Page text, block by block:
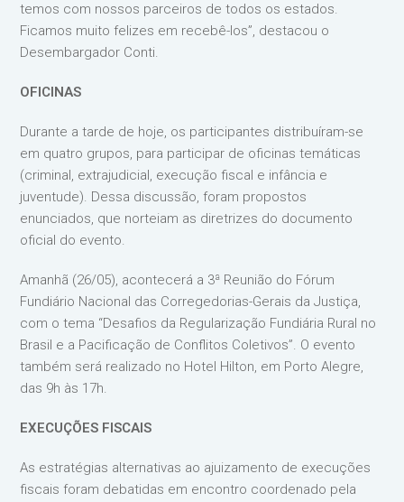
temos com nossos parceiros de todos os estados.
Ficamos muito felizes em recebê-los”, destacou o
Desembargador Conti.
OFICINAS
Durante a tarde de hoje, os participantes distribuíram-se
em quatro grupos, para participar de oficinas temáticas
(criminal, extrajudicial, execução fiscal e infância e
juventude). Dessa discussão, foram propostos
enunciados, que norteiam as diretrizes do documento
oficial do evento.
Amanhã (26/05), acontecerá a 3ª Reunião do Fórum
Fundiário Nacional das Corregedorias-Gerais da Justiça,
com o tema “Desafios da Regularização Fundiária Rural no
Brasil e a Pacificação de Conflitos Coletivos”. O evento
também será realizado no Hotel Hilton, em Porto Alegre,
das 9h às 17h.
EXECUÇÕES FISCAIS
As estratégias alternativas ao ajuizamento de execuções
fiscais foram debatidas em encontro coordenado pela